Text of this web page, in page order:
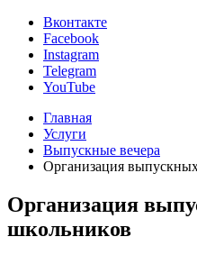
Вконтакте
Facebook
Instagram
Telegram
YouTube
Главная
Услуги
Выпускные вечера
Организация
Организация
школьников